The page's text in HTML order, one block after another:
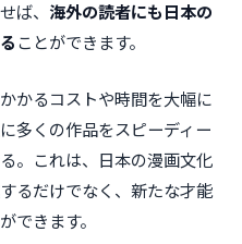
ば、 海外の読者にも日本の
ことができます。
かるコストや時間を大幅に
多くの作品をスピーディー
。これは、日本の漫画文化
るだけでなく、新たな才能
できます。